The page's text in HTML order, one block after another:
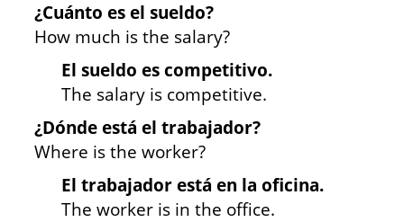
¿Cuánto es el sueldo?
How much is the salary?
El sueldo es competitivo.
The salary is competitive.
¿Dónde está el trabajador?
Where is the worker?
El trabajador está en la oficina.
The worker is in the office.